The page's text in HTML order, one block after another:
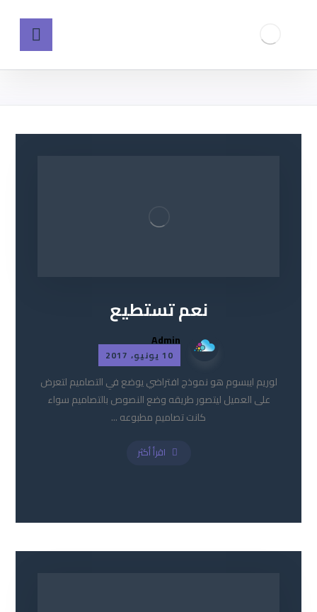
نعم تستطيع
Admin
10 يونيو، 2017
لوريم ايبسوم هو نموذج افتراضي يوضع في التصاميم لتعرض
على العميل ليتصور طريقه وضع النصوص بالتصاميم سواء
كانت تصاميم مطبوعه ...
اقرأ أكثر